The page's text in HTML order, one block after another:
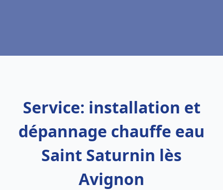
Service: installation et
dépannage chauffe eau
Saint Saturnin lès
Avignon